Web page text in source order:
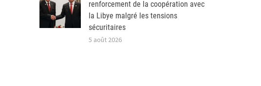
renforcement de la coopération avec
la Libye malgré les tensions
sécuritaires
5 août 2026